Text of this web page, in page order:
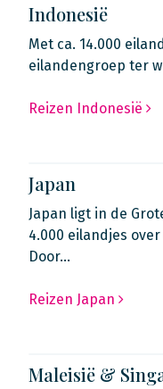
Indonesië
Met ca. 14.000
eilandengroep ter
Reizen Indonesië
Japan
Japan ligt in de
4.000 eilandjes
Door…
Reizen Japan
Maleisië &